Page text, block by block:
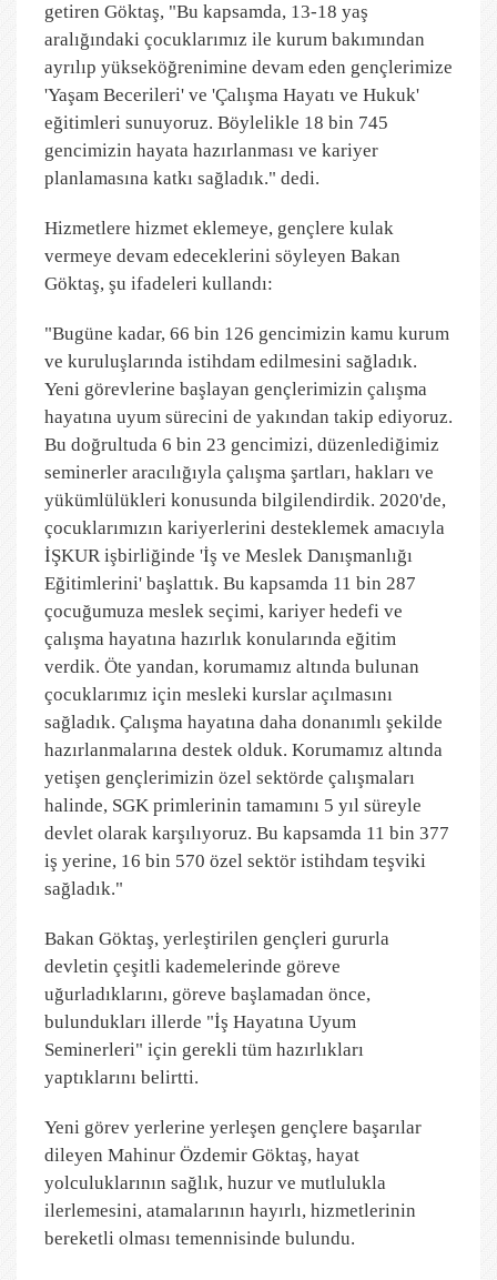
getiren Göktaş, "Bu kapsamda, 13-18 yaş
aralığındaki çocuklarımız ile kurum bakımından
ayrılıp yükseköğrenimine devam eden gençlerimize
'Yaşam Becerileri' ve 'Çalışma Hayatı ve Hukuk'
eğitimleri sunuyoruz. Böylelikle 18 bin 745
gencimizin hayata hazırlanması ve kariyer
planlamasına katkı sağladık." dedi.
Hizmetlere hizmet eklemeye, gençlere kulak
vermeye devam edeceklerini söyleyen Bakan
Göktaş, şu ifadeleri kullandı:
"Bugüne kadar, 66 bin 126 gencimizin kamu kurum
ve kuruluşlarında istihdam edilmesini sağladık.
Yeni görevlerine başlayan gençlerimizin çalışma
hayatına uyum sürecini de yakından takip ediyoruz.
Bu doğrultuda 6 bin 23 gencimizi, düzenlediğimiz
seminerler aracılığıyla çalışma şartları, hakları ve
yükümlülükleri konusunda bilgilendirdik. 2020'de,
çocuklarımızın kariyerlerini desteklemek amacıyla
İŞKUR işbirliğinde 'İş ve Meslek Danışmanlığı
Eğitimlerini' başlattık. Bu kapsamda 11 bin 287
çocuğumuza meslek seçimi, kariyer hedefi ve
çalışma hayatına hazırlık konularında eğitim
verdik. Öte yandan, korumamız altında bulunan
çocuklarımız için mesleki kurslar açılmasını
sağladık. Çalışma hayatına daha donanımlı şekilde
hazırlanmalarına destek olduk. Korumamız altında
yetişen gençlerimizin özel sektörde çalışmaları
halinde, SGK primlerinin tamamını 5 yıl süreyle
devlet olarak karşılıyoruz. Bu kapsamda 11 bin 377
iş yerine, 16 bin 570 özel sektör istihdam teşviki
sağladık."
Bakan Göktaş, yerleştirilen gençleri gururla
devletin çeşitli kademelerinde göreve
uğurladıklarını, göreve başlamadan önce,
bulundukları illerde "İş Hayatına Uyum
Seminerleri" için gerekli tüm hazırlıkları
yaptıklarını belirtti.
Yeni görev yerlerine yerleşen gençlere başarılar
dileyen Mahinur Özdemir Göktaş, hayat
yolculuklarının sağlık, huzur ve mutlulukla
ilerlemesini, atamalarının hayırlı, hizmetlerinin
bereketli olması temennisinde bulundu.